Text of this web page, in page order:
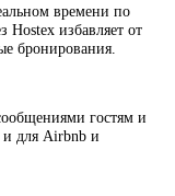
времени по
Hostex избавляет от
бронирования.
гостям и
и для Airbnb и